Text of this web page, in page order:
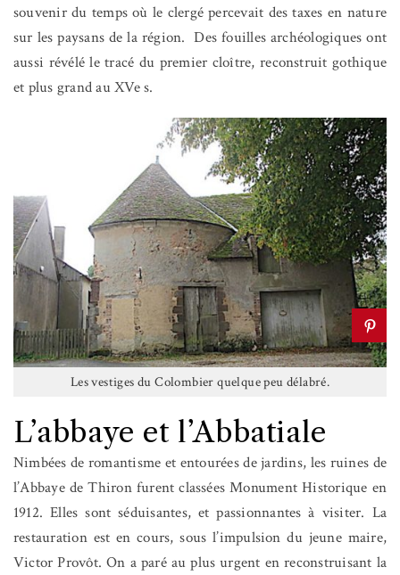
souvenir du temps où le clergé percevait des taxes en nature
sur les paysans de la région. Des fouilles archéologiques ont
aussi révélé le tracé du premier cloître, reconstruit gothique
et plus grand au XVe s.
Les vestiges du Colombier quelque peu délabré.
L’abbaye et l’Abbatiale
Nimbées de romantisme et entourées de jardins, les ruines de
l’Abbaye de Thiron furent classées Monument Historique en
1912. Elles sont séduisantes, et passionnantes à visiter. La
restauration est en cours, sous l’impulsion du jeune maire,
Victor Provôt. On a paré au plus urgent en reconstruisant la